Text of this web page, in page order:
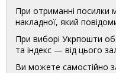
При отриманні посилки
накладної, який
При виборі Укрпошти
та індекс — від цього
Ви можете самостійно